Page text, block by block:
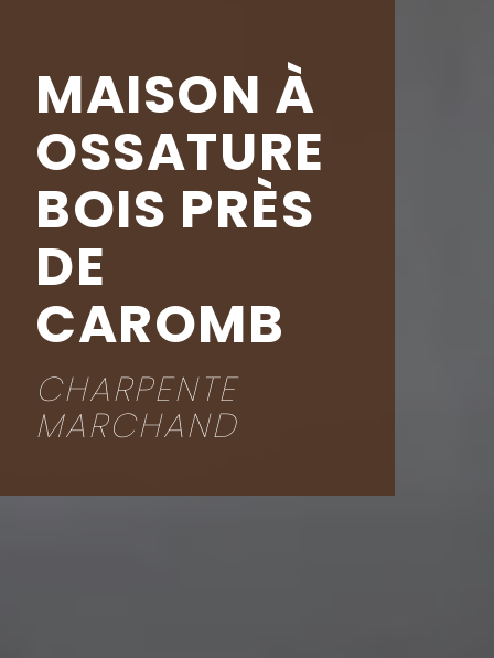
MAISON À
OSSATURE
BOIS PRÈS
DE
CAROMB
CHARPENTE
MARCHAND